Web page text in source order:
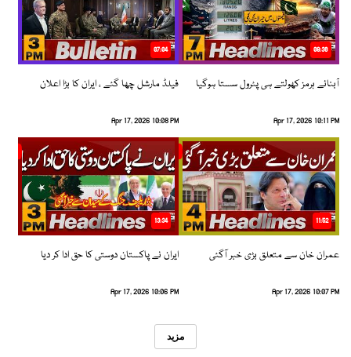
08:36
آبنائے ہرمز کھولتے ہی پٹرول سستا ہوگیا
Apr 17, 2026 10:11 PM
07:04
فیلڈ مارشل چھا گئے ، ایران کا بڑا اعلان
Apr 17, 2026 10:08 PM
11:52
عمران خان سے متعلق بڑی خبر آگئی
Apr 17, 2026 10:07 PM
13:34
ایران نے پاکستان دوستی کا حق ادا کر دیا
Apr 17, 2026 10:06 PM
مزید